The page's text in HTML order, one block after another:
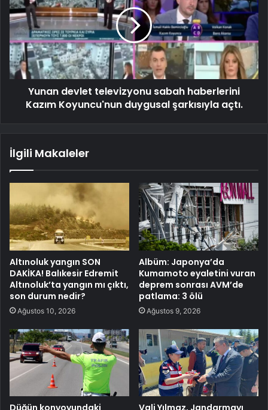
Yunan devlet televizyonu sabah haberlerini
Kazım Koyuncu'nun duygusal şarkısıyla açtı.
İlgili Makaleler
Altınoluk yangın SON
DAKİKA! Balıkesir Edremit
Altınoluk’ta yangın mı çıktı,
son durum nedir?
Ağustos 10, 2026
Albüm: Japonya’da
Kumamoto eyaletini vuran
deprem sonrası AVM’de
patlama: 3 ölü
Ağustos 9, 2026